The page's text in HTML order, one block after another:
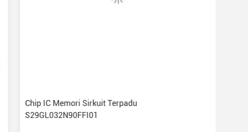
Chip IC Memori Sirkuit Terpadu
S29GL032N90FFI01